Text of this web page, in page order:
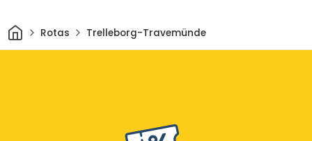
CasaRotas Trelleborg-Travemünde